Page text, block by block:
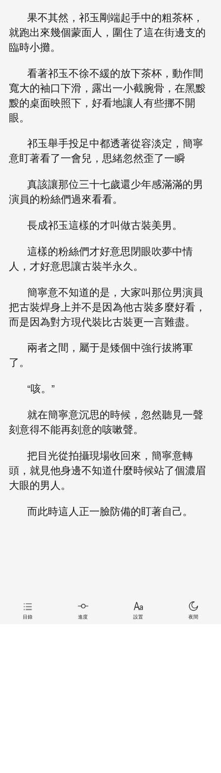
果不其然，祁玉剛端起手中的粗茶杯，
就跑出來幾個蒙面人，圍住了這在街邊支的
臨時小攤。
看著祁玉不徐不緩的放下茶杯，動作間
寬大的袖口下滑，露出一小截腕骨，在黑黢
黢的桌面映照下，好看地讓人有些挪不開
眼。
祁玉舉手投足中都透著從容淡定，簡寧
意盯著看了一會兒，思緒忽然歪了一瞬
真該讓那位三十七歲還少年感滿滿的男
演員的粉絲們過來看看。
長成祁玉這樣的才叫做古裝美男。
這樣的粉絲們才好意思閉眼吹夢中情
人，才好意思讓古裝半永久。
簡寧意不知道的是，大家叫那位男演員
把古裝焊身上并不是因為他古裝多麼好看，
而是因為對方現代裝比古裝更一言難盡。
兩者之間，屬于是矮個中強行拔將軍
了。
“咳。”
就在簡寧意沉思的時候，忽然聽見一聲
刻意得不能再刻意的咳嗽聲。
把目光從拍攝現場收回來，簡寧意轉
頭，就見他身邊不知道什麼時候站了個濃眉
大眼的男人。
而此時這人正一臉防備的盯著自己。
目錄 進度 設置 夜間